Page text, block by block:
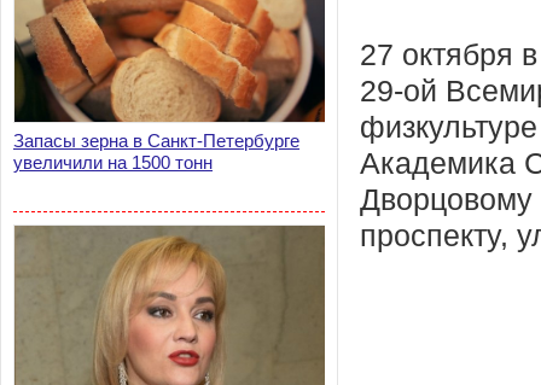
Запасы зерна в Санкт-Петербурге
увеличили на 1500 тонн
27 октября
29-ой
Академика
Дворцовому
проспекту,